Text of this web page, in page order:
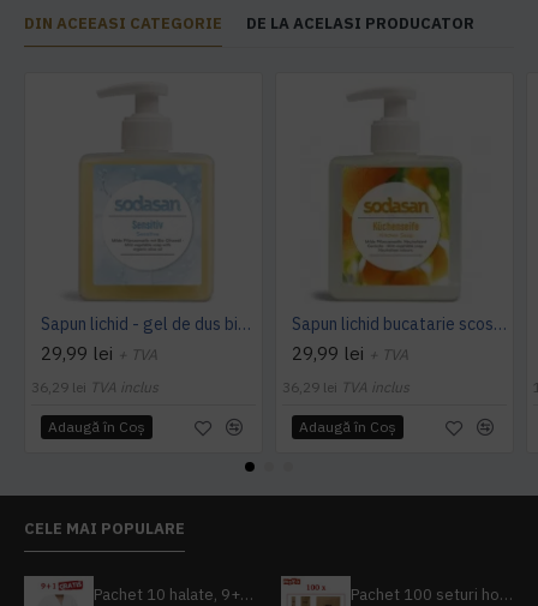
DIN ACEEASI CATEGORIE DE LA ACELASI PRODUCATOR
Sapun lichid - gel de dus bio sensitiv 300ml Sodasan
29,99 lei + TVA
36,29 lei TVA inclus
Adaugă în Coş
Sapun lichid bucatarie scos mirosuri degresat maini 300ml SODASAN
29,99 lei + TVA
36,29 lei TVA inclus
Adaugă în Coş
CELE MAI POPULARE
Pachet 10 halate, 9+1 gratuit Pachet 100 seturi hoteliere, set dentar, set barbierit, casca de dus, pila unghii, set cusut